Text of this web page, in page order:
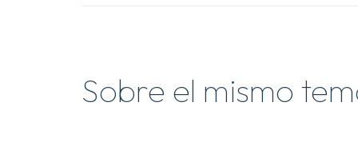
Sobre el mismo